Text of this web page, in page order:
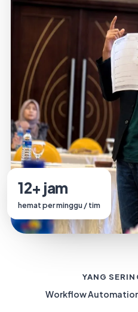
12+ jam
hemat per minggu / tim
YANG
Workflow